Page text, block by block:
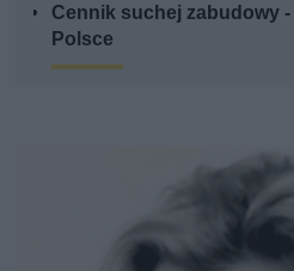
Cennik suchej zabudowy
Polsce